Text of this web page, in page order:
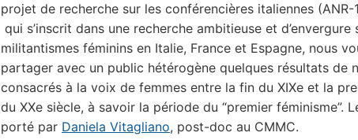
projet de recherche sur les conférencières italiennes (ANR-
qui s’inscrit dans une recherche ambitieuse et d’envergure
militantismes féminins en Italie, France et Espagne, nous
partager avec un public hétérogène quelques résultats de
consacrés à la voix de femmes entre la fin du XIXe et la
du XXe siècle, à savoir la période du “premier féminisme”.
porté par Daniela Vitagliano, post-doc au CMMC.